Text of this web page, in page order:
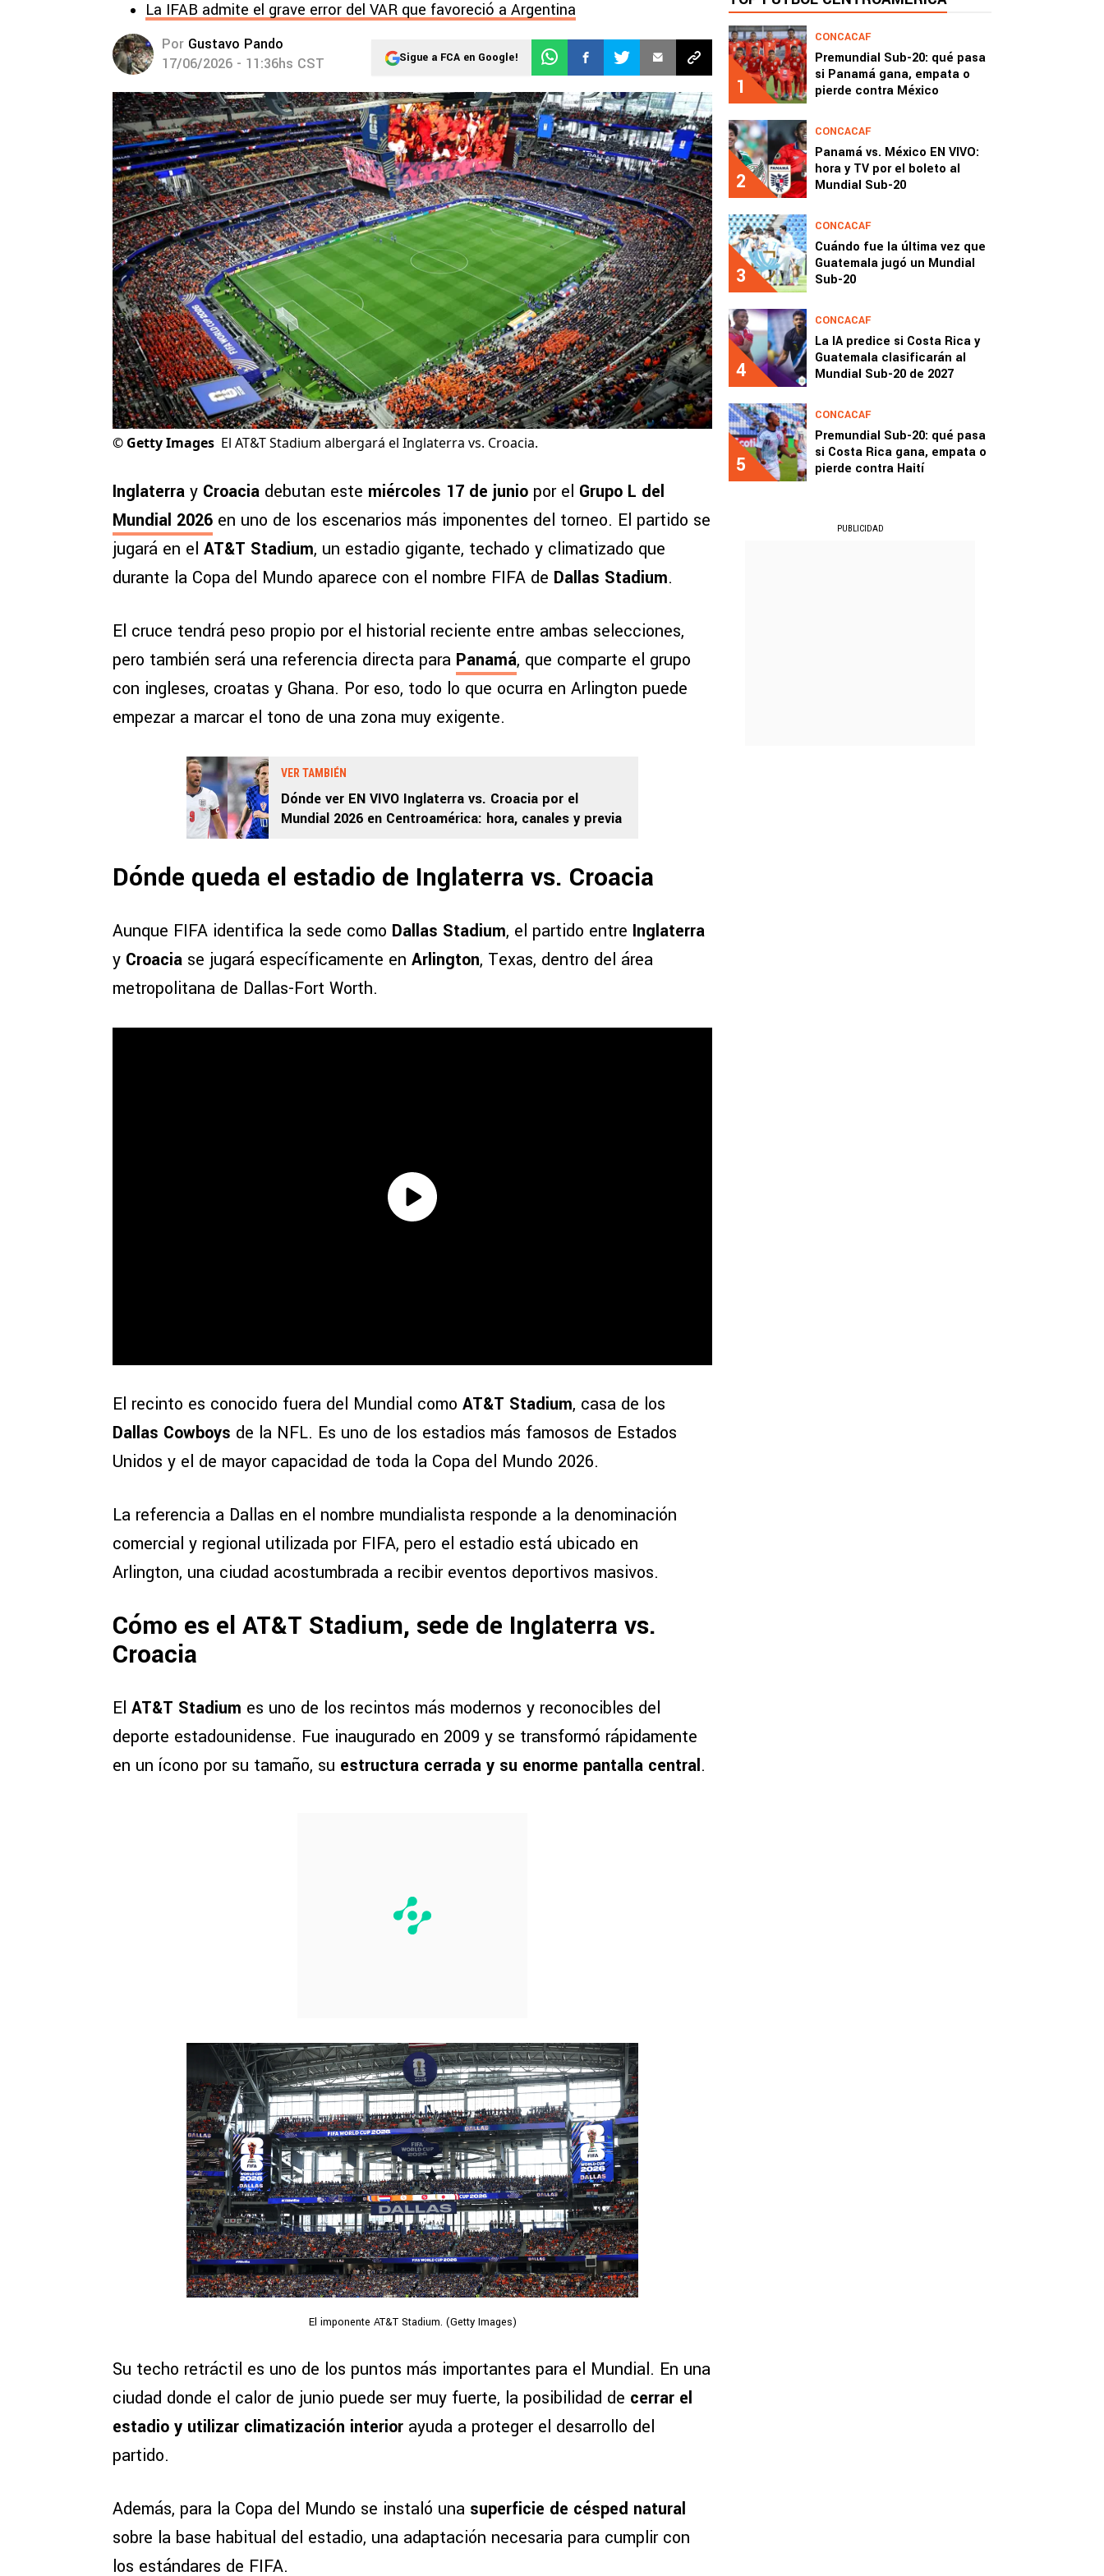
La IFAB admite el grave error del VAR que favoreció a Argentina
Por Gustavo Pando
17/06/2026 - 11:36hs CST
Sigue a FCA en Google!
© Getty Images El AT&T Stadium albergará el Inglaterra vs. Croacia.
Inglaterra y Croacia debutan este miércoles 17 de junio por el Grupo L del
Mundial 2026 en uno de los escenarios más imponentes del torneo. El partido se
jugará en el AT&T Stadium, un estadio gigante, techado y climatizado que
durante la Copa del Mundo aparece con el nombre FIFA de Dallas Stadium.
El cruce tendrá peso propio por el historial reciente entre ambas selecciones,
pero también será una referencia directa para Panamá, que comparte el grupo
con ingleses, croatas y Ghana. Por eso, todo lo que ocurra en Arlington puede
empezar a marcar el tono de una zona muy exigente.
VER TAMBIÉN
Dónde ver EN VIVO Inglaterra vs. Croacia por el
Mundial 2026 en Centroamérica: hora, canales y previa
Dónde queda el estadio de Inglaterra vs. Croacia
Aunque FIFA identifica la sede como Dallas Stadium, el partido entre Inglaterra
y Croacia se jugará específicamente en Arlington, Texas, dentro del área
metropolitana de Dallas-Fort Worth.
El recinto es conocido fuera del Mundial como AT&T Stadium, casa de los
Dallas Cowboys de la NFL. Es uno de los estadios más famosos de Estados
Unidos y el de mayor capacidad de toda la Copa del Mundo 2026.
La referencia a Dallas en el nombre mundialista responde a la denominación
comercial y regional utilizada por FIFA, pero el estadio está ubicado en
Arlington, una ciudad acostumbrada a recibir eventos deportivos masivos.
Cómo es el AT&T Stadium, sede de Inglaterra vs.
Croacia
El AT&T Stadium es uno de los recintos más modernos y reconocibles del
deporte estadounidense. Fue inaugurado en 2009 y se transformó rápidamente
en un ícono por su tamaño, su estructura cerrada y su enorme pantalla central.
El imponente AT&T Stadium. (Getty Images)
Su techo retráctil es uno de los puntos más importantes para el Mundial. En una
ciudad donde el calor de junio puede ser muy fuerte, la posibilidad de cerrar el
estadio y utilizar climatización interior ayuda a proteger el desarrollo del
partido.
Además, para la Copa del Mundo se instaló una superficie de césped natural
sobre la base habitual del estadio, una adaptación necesaria para cumplir con
los estándares de FIFA.
1
CONCACAF
Premundial Sub-20: qué pasa
si Panamá gana, empata o
pierde contra México
2
CONCACAF
Panamá vs. México EN VIVO:
hora y TV por el boleto al
Mundial Sub-20
3
CONCACAF
Cuándo fue la última vez que
Guatemala jugó un Mundial
Sub-20
4
CONCACAF
La IA predice si Costa Rica y
Guatemala clasificarán al
Mundial Sub-20 de 2027
5
CONCACAF
Premundial Sub-20: qué pasa
si Costa Rica gana, empata o
pierde contra Haití
PUBLICIDAD